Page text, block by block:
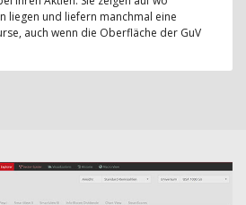
liegen und liefern manchmal eine
auch wenn die Oberfläche der GuV